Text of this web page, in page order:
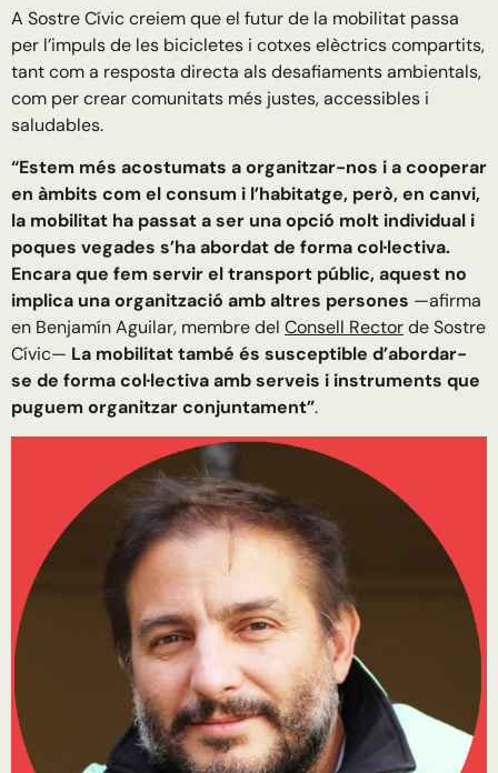
A Sostre Cívic creiem que el futur de la mobilitat passa
per l’impuls de les bicicletes i cotxes elèctrics compartits,
tant com a resposta directa als desafiaments ambientals,
com per crear comunitats més justes, accessibles i
saludables.
“Estem més acostumats a organitzar-nos i a cooperar
en àmbits com el consum i l’habitatge, però, en canvi,
la mobilitat ha passat a ser una opció molt individual i
poques vegades s’ha abordat de forma col·lectiva.
Encara que fem servir el transport públic, aquest no
implica una organització amb altres persones —afirma
en Benjamín Aguilar, membre del Consell Rectorde Sostre
Cívic— La mobilitat també és susceptible d’abordar-
se de forma col·lectiva amb serveis i instruments que
puguem organitzar conjuntament”.